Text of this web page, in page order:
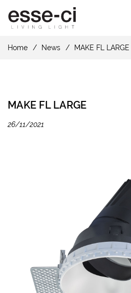
Home News MAKE FL LARGE
MAKE FL LARGE
26/11/2021